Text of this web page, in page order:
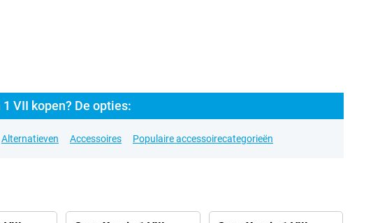
VII kopen? De opties:
Alternatieven Accessoires Populaire accessoirecategorieën